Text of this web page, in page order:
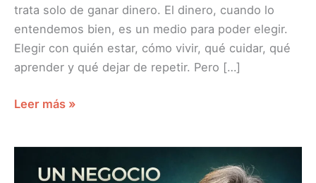
trata solo de ganar dinero. El dinero, cuando lo
entendemos bien, es un medio para poder elegir.
Elegir con quién estar, cómo vivir, qué cuidar, qué
aprender y qué dejar de repetir. Pero […]
Leer más »
NEGOCIO